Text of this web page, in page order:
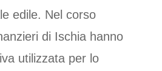
edile. Nel corso
di Ischia hanno
utilizzata per lo